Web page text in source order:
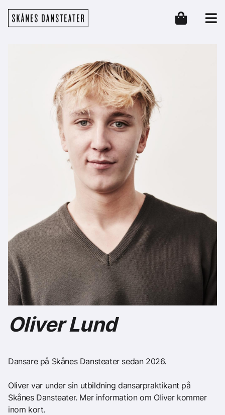
Skånes Dansteater
Header
Oliver Lund
Dansare på Skånes Dansteater sedan 2026.
Oliver var under sin utbildning dansarpraktikant på
Skånes Dansteater. Mer information om Oliver kommer
inom kort.